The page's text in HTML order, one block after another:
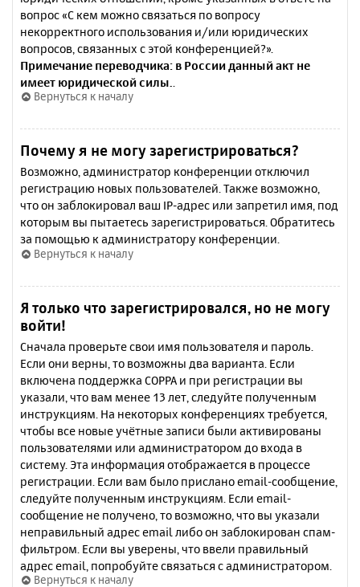
вопрос «С кем можно связаться по вопросу
некорректного использования и/или юридических
вопросов, связанных с этой конференцией?».
Примечание переводчика: в России данный акт не
имеет юридической силы.
Вернуться к началу
Почему я не могу зарегистрироваться?
Возможно, администратор конференции отключил
регистрацию новых пользователей. Также возможно,
что он заблокировал ваш IP-адрес или запретил имя, под
которым вы пытаетесь зарегистрироваться. Обратитесь
за помощью к администратору конференции.
Вернуться к началу
Я только что зарегистрировался, но не могу
войти!
Сначала проверьте свои имя пользователя и пароль.
Если они верны, то возможны два варианта. Если
включена поддержка COPPA и при регистрации вы
указали, что вам менее 13 лет, следуйте полученным
инструкциям. На некоторых конференциях требуется,
чтобы все новые учётные записи были активированы
пользователями или администратором до входа в
систему. Эта информация отображается в процессе
регистрации. Если вам было прислано email-сообщение,
следуйте полученным инструкциям. Если email-
сообщение не получено, то возможно, что вы указали
неправильный адрес email либо он заблокирован спам-
фильтром. Если вы уверены, что ввели правильный
адрес email, попробуйте связаться с администратором.
Вернуться к началу